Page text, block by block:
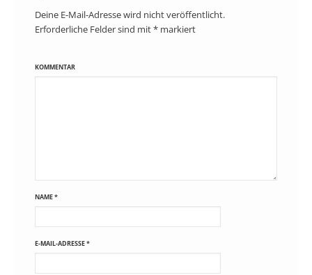
Deine E-Mail-Adresse wird nicht veröffentlicht.
Erforderliche Felder sind mit* markiert
KOMMENTAR
NAME*
E-MAIL-ADRESSE*